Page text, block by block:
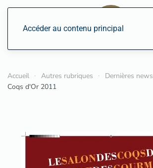
Accéder au contenu principal
Accueil Autres rubriques Dernières news
Coqs d'Or 2011